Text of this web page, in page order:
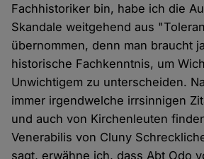
Fachhistoriker bin, habe ich die
Skandale weitgehend aus
übernommen, denn man braucht
historische Fachkenntnis, um
Unwichtigem zu unterscheiden.
immer irgendwelche irrsinnigen
und auch von Kirchenleuten
Venerabilis von Cluny
sagt, erwähne ich, dass Abt Odo